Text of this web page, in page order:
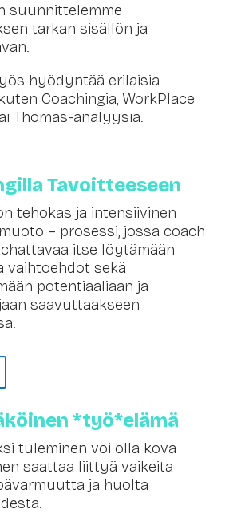
suunnittelemme
tarkan sisällön ja
hyödyntää erilaisia
Coachingia, WorkPlace
Thomas-analyysiä.
Tavoitteeseen
tehokas ja intensiivinen
– prosessi, jossa coach
itse löytämään
vaihtoehdot sekä
potentiaaliaan ja
saavuttaakseen
*työ*elämä
tuleminen voi olla kova
saattaa liittyä vaikeita
ja huolta